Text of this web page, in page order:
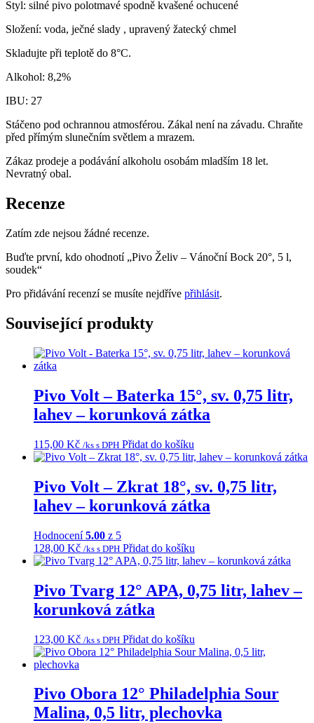
Styl: silné pivo polotmavé spodně kvašené ochucené
Složení: voda, ječné slady , upravený žatecký chmel
Skladujte při teplotě do 8°C.
Alkohol: 8,2%
IBU: 27
Stáčeno pod ochrannou atmosférou. Zákal není na závadu. Chraňte
před přímým slunečním světlem a mrazem.
Zákaz prodeje a podávání alkoholu osobám mladším 18 let.
Nevratný obal.
Recenze
Zatím zde nejsou žádné recenze.
Buďte první, kdo ohodnotí „Pivo Želiv – Vánoční Bock 20°, 5 l,
soudek“
Pro přidávání recenzí se musíte nejdříve přihlásit.
Související produkty
Pivo Volt – Baterka 15°, sv. 0,75 litr,
lahev – korunková zátka
115,00 Kč /ks s DPH Přidat do košíku
Pivo Volt – Zkrat 18°, sv. 0,75 litr,
lahev – korunková zátka
Hodnocení5.00 z 5
128,00 Kč /ks s DPH Přidat do košíku
Pivo Tvarg 12° APA, 0,75 litr, lahev –
korunková zátka
123,00 Kč /ks s DPH Přidat do košíku
Pivo Obora 12° Philadelphia Sour
Malina, 0,5 litr, plechovka